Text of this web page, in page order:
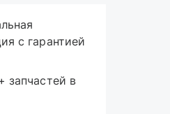
с гарантией
запчастей в